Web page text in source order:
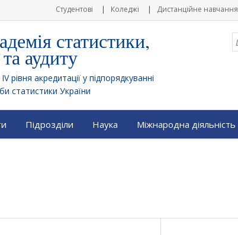
Студентові Коледжі Дистанційне навчання
статистики,
аудиту
акредитації у підпорядкуванні
статистики України
Підрозділи Наука Міжнародна діяльність